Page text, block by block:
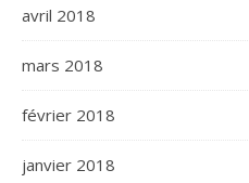
avril 2018
mars 2018
février 2018
janvier 2018